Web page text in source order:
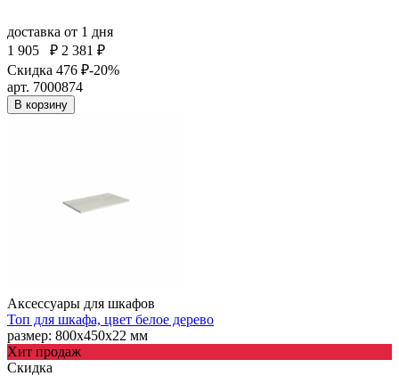
доставка от 1 дня
1 905
₽ 2 381 ₽
Скидка 476 ₽-20%
арт. 7000874
В корзину
Аксессуары для шкафов
Топ для шкафа, цвет белое дерево
размер: 800х450х22 мм
Хит продаж
Скидка